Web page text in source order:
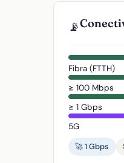
📡
Fibra (FTTH)
≥ 100 Mbps
≥ 1 Gbps
5G
🚀 1 Gbps